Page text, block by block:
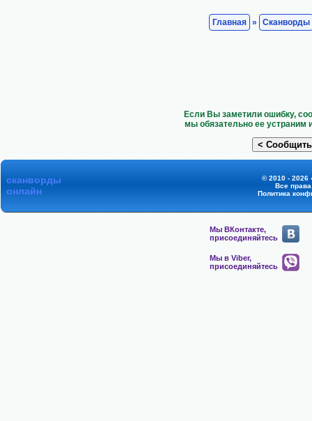
Главная » Сканворды
Если Вы заметили ошибку,
мы обязательно ее устраним
сканворды
онлайн
© 2010 - 2026
Все
Политика
Мы ВКонтакте,
присоединяйтесь
Мы в Viber,
присоединяйтесь